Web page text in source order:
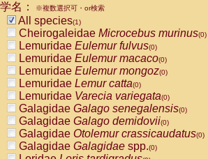
CebidaeCebus nigrivittatus
CebidaeCebus
CebidaeSaimiri boliviensis(0)
CebidaeSaimiri sciureus(0)
AtelidaeAlouatta caraya(0)
AtelidaeAlouatta fusca(0)
AtelidaeAlouatta seniculus
AtelidaeAlouattaspp.(0)
AtelidaeAteles belzebuth(0)
AtelidaeAteles geoffroyi(0)
AtelidaeAteles paniscus(0)
AtelidaeAtelesspp.(0)
名： ※複数選択可・or検索
All species(1)
Cheirogaleidae Microcebus murinus(0)
Lemuridae Eulemur fulvus(0)
Lemuridae Eulemur macaco(0)
Lemuridae Eulemur mongoz(0)
Lemuridae Lemur catta(0)
Lemuridae Varecia variegata(0)
Galagidae Galago senegalensis(0)
Galagidae Galago demidovii(0)
Galagidae Otolemur crassicaudatus(0)
Galagidae Galagidae spp.(0)